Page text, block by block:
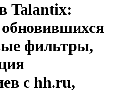
Talantix:
фильтры,
с hh.ru,